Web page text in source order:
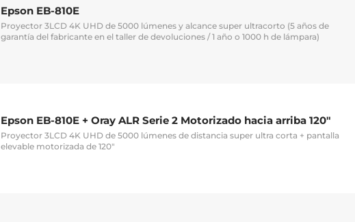
Epson EB-810E
Proyector 3LCD 4K UHD de 5000 lúmenes y alcance super ultracorto (5 años de
garantía del fabricante en el taller de devoluciones / 1 año o 1000 h de lámpara)
Epson EB-810E + Oray ALR Serie 2 Motorizado hacia arriba 120"
Proyector 3LCD 4K UHD de 5000 lúmenes de distancia super ultra corta + pantalla
elevable motorizada de 120"